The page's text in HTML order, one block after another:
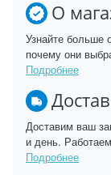
О
Узнайте больше
почему они
Подробнее
Доставим ваш
и день.
Подробнее